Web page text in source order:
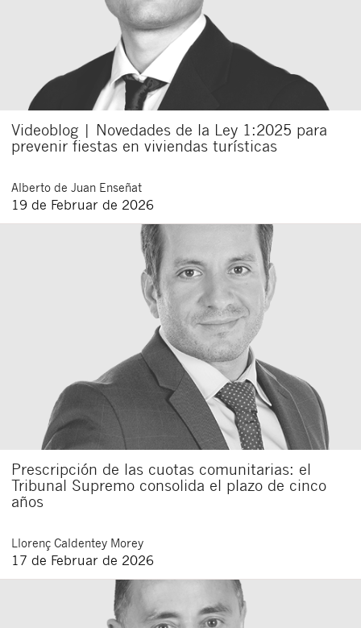
Videoblog | Novedades de la Ley 1:2025 para
prevenir fiestas en viviendas turísticas
Alberto de Juan Enseñat
19 de Februar de 2026
Prescripción de las cuotas comunitarias: el
Tribunal Supremo consolida el plazo de cinco
años
Llorenç Caldentey Morey
17 de Februar de 2026